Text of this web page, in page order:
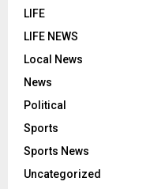
LIFE
LIFE NEWS
Local News
News
Political
Sports
Sports News
Uncategorized